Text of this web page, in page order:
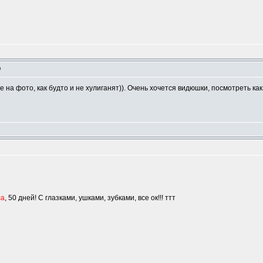
фото, как будто и не хулиганят)). Очень хочется видюшки, посмотреть
, 50 дней! С глазками, ушками, зубками, все ок!!! ттт